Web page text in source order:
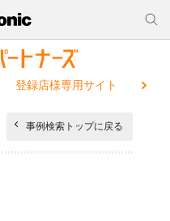
登録店様専用サイト
事例検索トップに戻る